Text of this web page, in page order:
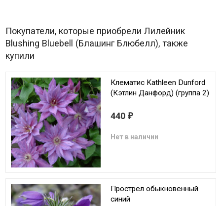
Покупатели, которые приобрели Лилейник
Blushing Bluebell (Блашинг Блюбелл), также
купили
Клематис Kathleen Dunford
(Кэтлин Данфорд) (группа 2)
440 ₽
Нет в наличии
Прострел обыкновенный
синий